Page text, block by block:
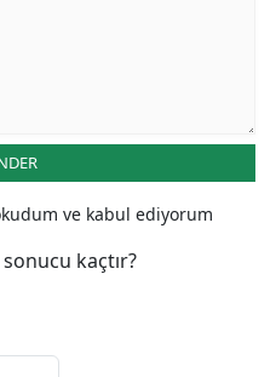
ve kabul ediyorum
kaçtır?